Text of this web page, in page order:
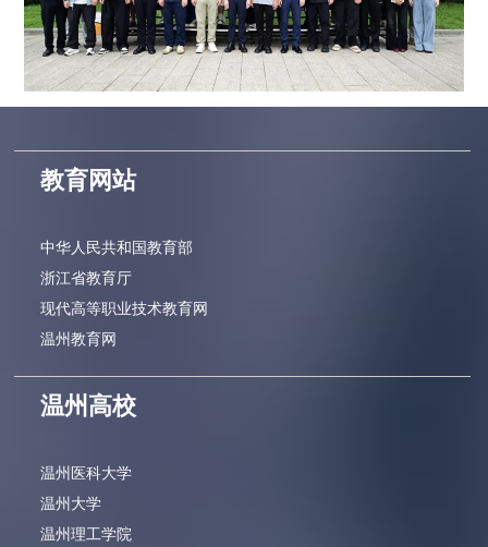
教育网站
中华人民共和国教育部
浙江省教育厅
现代高等职业技术教育网
温州教育网
温州高校
温州医科大学
温州大学
温州理工学院